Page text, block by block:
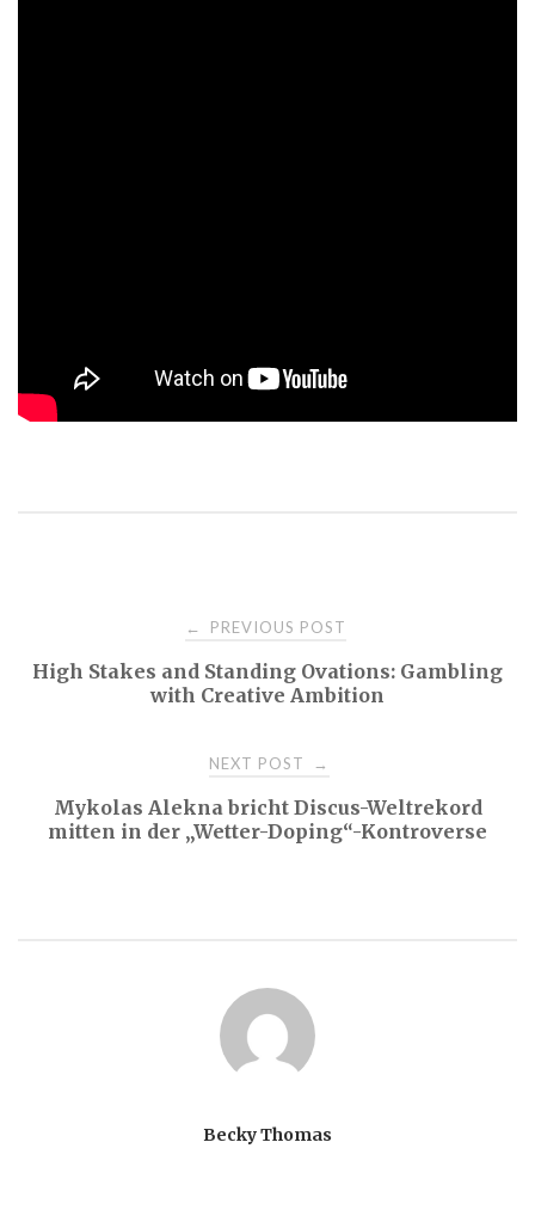
navigation
← PREVIOUS POST
High Stakes and Standing Ovations: Gambling
with Creative Ambition
NEXT POST →
Mykolas Alekna bricht Discus-Weltrekord
mitten in der „Wetter-Doping“-Kontroverse
Becky Thomas